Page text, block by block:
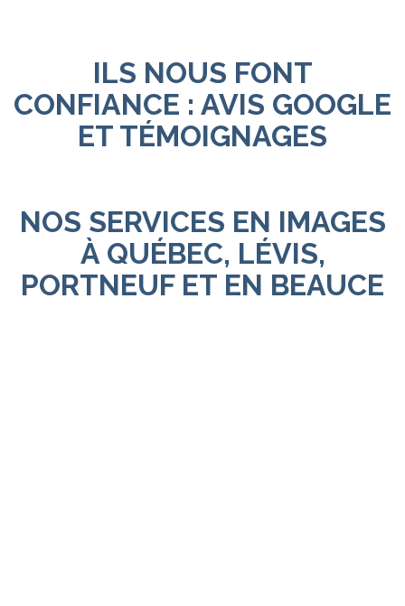
ILS NOUS FONT
CONFIANCE : AVIS GOOGLE
ET TÉMOIGNAGES
NOS SERVICES EN IMAGES
À QUÉBEC, LÉVIS,
PORTNEUF ET EN BEAUCE